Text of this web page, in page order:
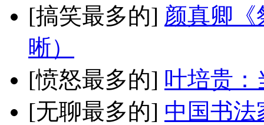
[搞笑最多的] 颜真卿《
晰）
[愤怒最多的] 叶培贵：
[无聊最多的] 中国书法